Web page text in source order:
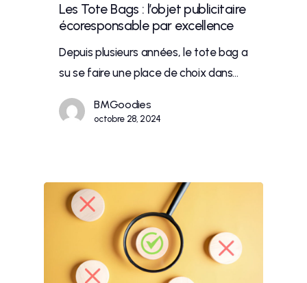
Les Tote Bags : l’objet publicitaire
écoresponsable par excellence
Depuis plusieurs années, le tote bag a
su se faire une place de choix dans…
BMGoodies
octobre 28, 2024